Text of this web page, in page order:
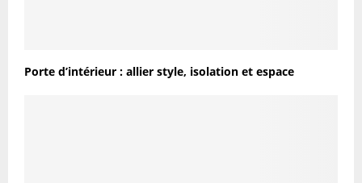
Porte d’intérieur : allier style, isolation et espace